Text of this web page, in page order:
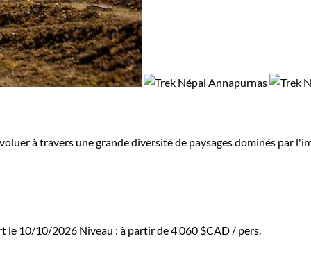
à travers une grande diversité de paysages dominés par
le 10/10/2026 Niveau : à partir de4 060 $CAD / pers.